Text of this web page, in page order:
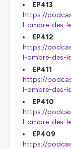
EP413
https://
l-ombre-des-
EP412
https://
l-ombre-des-
EP411
https://
l-ombre-des-
EP410
https://
l-ombre-des-
EP409
https://